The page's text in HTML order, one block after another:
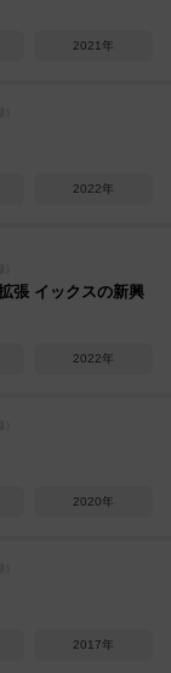
2021年
2022年
張 イックスの新興
2022年
2020年
2017年